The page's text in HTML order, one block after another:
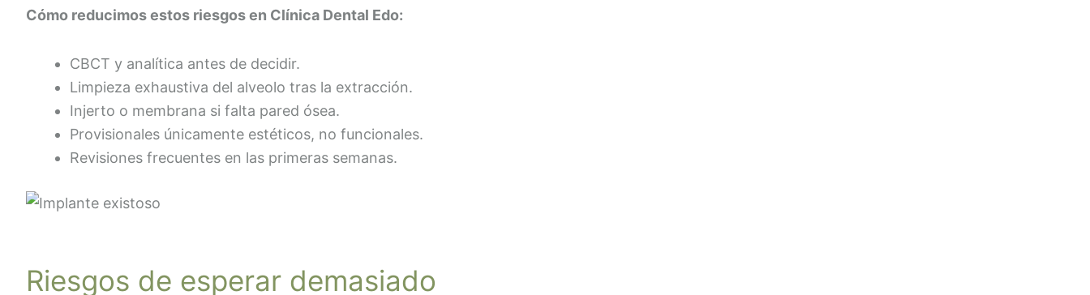
Cómo reducimos estos riesgos en Clínica Dental Edo:
CBCT y analítica antes de decidir.
Limpieza exhaustiva del alveolo tras la extracción.
Injerto o membrana si falta pared ósea.
Provisionales únicamente estéticos, no funcionales.
Revisiones frecuentes en las primeras semanas.
Riesgos de esperar demasiado